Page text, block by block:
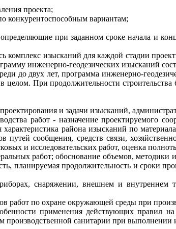
проекта;
конкурентоспособным вариантам;
при заданном сроке начала и
комплекс изысканий для каждой стадии
инженерно-геодезических изысканий
до двух лет, программа инженерно-
целом. При продолжительности
и задачи изысканий,
работ - назначение проектируемого
характеристика района изысканий по
сообщения, средств связи,
и исследовательских работ, оценка
работ; обоснование объемов, методики
планируемая продолжительность и сроки
снаряжении, внешнем и внутреннем
работ по охране окружающей среды при
применения действующих правил
санитарии при выполнении